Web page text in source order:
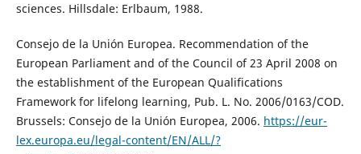
sciences. Hillsdale: Erlbaum, 1988.
Consejo de la Unión Europea. Recommendation of the
European Parliament and of the Council of 23 April 2008 on
the establishment of the European Qualifications
Framework for lifelong learning, Pub. L. No. 2006/0163/COD.
Brussels: Consejo de la Unión Europea, 2006. https://eur-
lex.europa.eu/legal-content/EN/ALL/?